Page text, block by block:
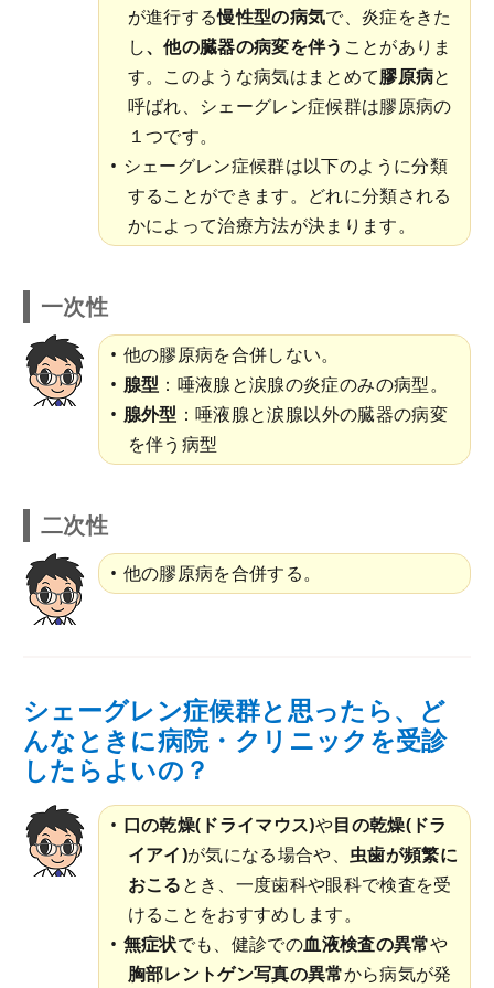
が進行する慢性型の病気で、炎症をきた
し、他の臓器の病変を伴う ことがありま
す。このような病気はまとめて膠原病と
呼ばれ、シェーグレン症候群は膠原病の
１つです。
シェーグレン症候群は以下のように分類
することができます。どれに分類される
かによって治療方法が決まります。
一次性
他の膠原病を合併しない。
腺型 ：唾液腺と涙腺の炎症のみの病型。
腺外型 ：唾液腺と涙腺以外の臓器の病変
を伴う病型
二次性
他の膠原病を合併する。
シェーグレン症候群と思ったら、ど
んなときに病院・クリニックを受診
したらよいの？
口の乾燥(ドライマウス)や目の乾燥(ドラ
イアイ)が気になる場合や、 虫歯が頻繁に
おこるとき、一度歯科や眼科で検査を受
けることをおすすめします。
無症状でも、健診での血液検査の異常や
胸部レントゲン写真の異常から病気が発